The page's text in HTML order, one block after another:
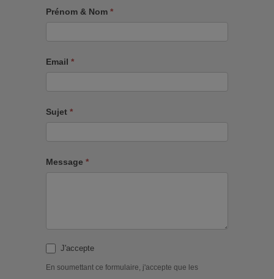
Prénom & Nom *
Email *
Sujet *
Message *
J'accepte
En soumettant ce formulaire, j'accepte que les